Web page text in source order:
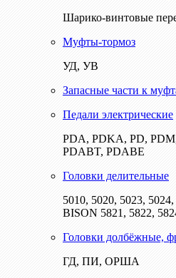
Шарико-винтовые
Муфты-тормоз
УД, УВ
Запасные части к
Педали электрические
PDA, PDKA, PD,
PDABT, PDABE
Головки делительные
5010, 5020, 5023,
BISON 5821, 5822,
Головки долбёжные,
ГД, ПИ, ОРША